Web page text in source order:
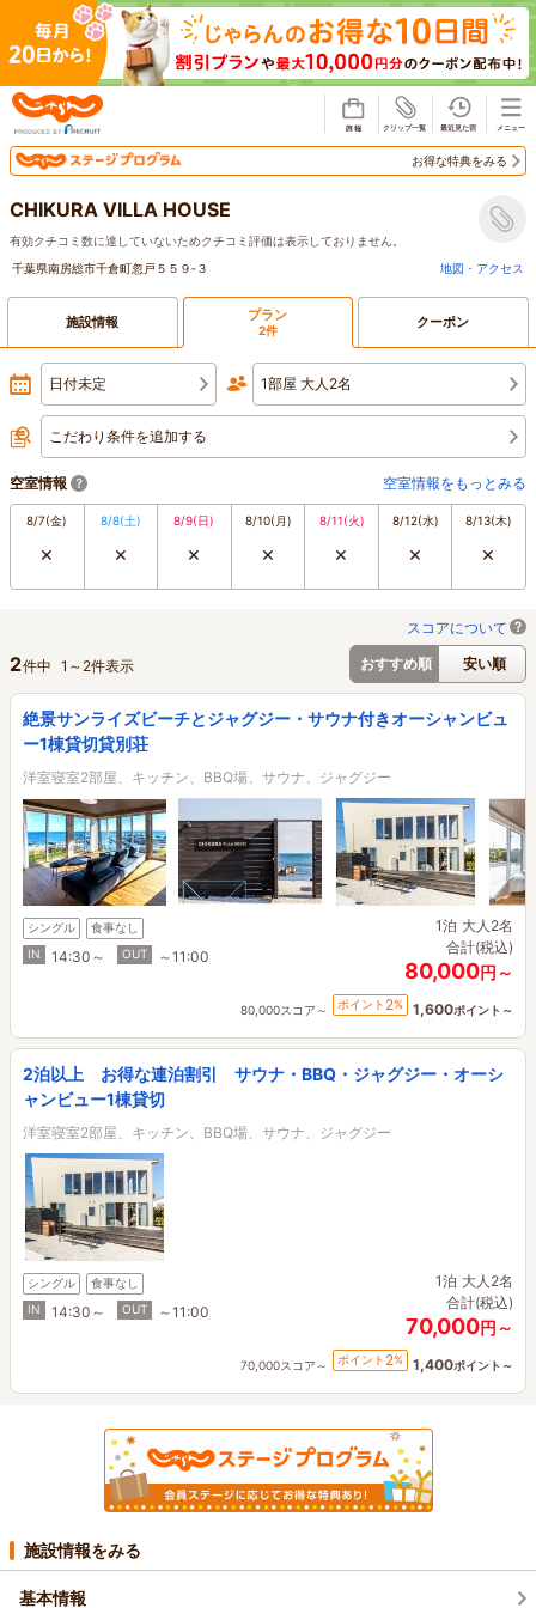
お得な特典をみる
CHIKURA VILLA HOUSE
有効クチコミ数に達していないためクチコミ評価は表示しておりません。
千葉県南房総市千倉町忽戸５５９‐３
地図・アクセス
施設情報 プラン
2件 クーポン
日付未定 1部屋 大人2名
こだわり条件を追加する
空室情報 空室情報をもっとみる
8/7(金)
×
8/8(土)
×
8/9(日)
×
8/10(月)
×
8/11(火)
×
8/12(水)
×
8/13(木)
×
スコアについて
おすすめ順
安い順
2件中 1 ～ 2件表示
絶景サンライズビーチとジャグジー・サウナ付きオーシャンビュ
ー1棟貸切貸別荘
洋室寝室2部屋、キッチン、BBQ場、サウナ、ジャグジー
シングル
食事なし
IN
14:30～ OUT ～11:00
1泊 大人2名
合計(税込)
80,000円～
80,000スコア～ ポイント 2% 1,600ポイント～
2泊以上 お得な連泊割引 サウナ・BBQ・ジャグジー・オーシ
ャンビュー1棟貸切
洋室寝室2部屋、キッチン、BBQ場、サウナ、ジャグジー
シングル
食事なし
IN
14:30～ OUT ～11:00
1泊 大人2名
合計(税込)
70,000円～
70,000スコア～ ポイント 2% 1,400ポイント～
施設情報をみる
基本情報